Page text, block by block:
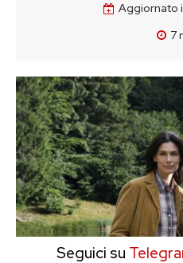
Aggiornato
7
Seguici su